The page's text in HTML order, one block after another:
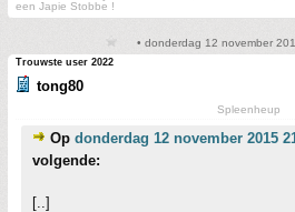
een Japie Stobbe !
• donderdag 12 november
Trouwste user 2022
tong80
Spleenheup
Op donderdag 12 november 2015
volgende:
[..]